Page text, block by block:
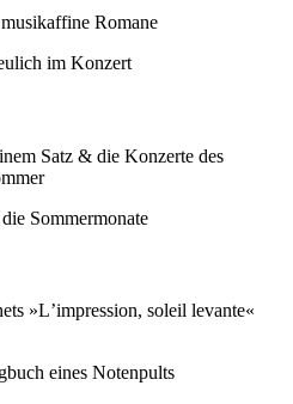
Romane
im Konzert
Satz & die Konzerte des
Sommermonate
»Lʼimpression, soleil levante«
eines Notenpults